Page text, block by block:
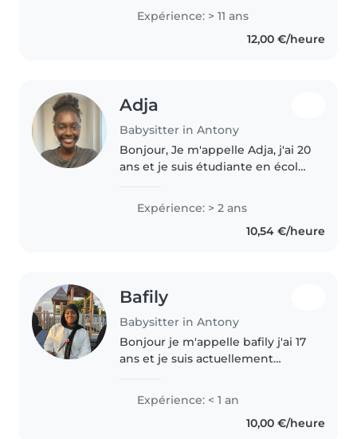
15 années d'expérience auprès
d'enfants de tous âges, des
bébés aux écoliers. Mes
Expérience: > 11 ans
12,00 €/heure
Adja
Babysitter in Antony
Bonjour, Je m'appelle Adja, j'ai 20
ans et je suis étudiante en école
m'occuper des enfants et j'ai
déjà eu l'occasion de faire du
Expérience: > 2 ans
10,54 €/heure
Bafily
Babysitter in Antony
Bonjour je m'appelle bafily j'ai 17
ans et je suis actuellement
le 92 sud Je suis uni d'une famille
nombreuse donc je m'y connais
dans la garde d'enfants..
Expérience: < 1 an
10,00 €/heure